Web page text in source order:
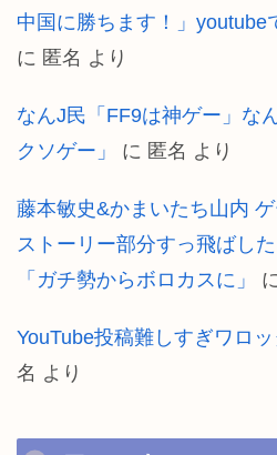
中国に勝ちます！」youtube
に 匿名 より
なんJ民「FF9は神ゲー」な
クソゲー」
に 匿名 より
藤本敏史&かまいたち山内
ストーリー部分すっ飛ばし
「ガチ勢からボロカスに」
YouTube投稿難しすぎワロ
名 より